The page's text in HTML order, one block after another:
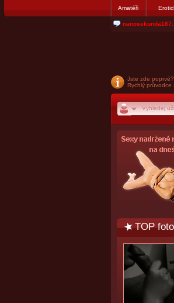
Amatéři
jjoseff: Najde se
Jste zde poprvé?
Rychlý průvodce
TOP